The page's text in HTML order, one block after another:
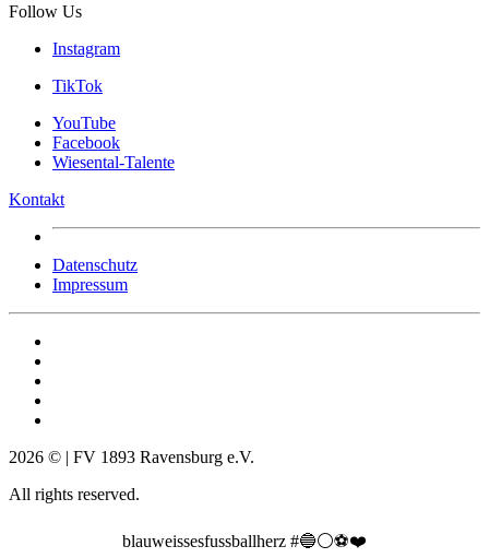
Follow Us
Instagram
TikTok
YouTube
Facebook
Wiesental-Talente
Kontakt
Datenschutz
Impressum
2026 © | FV 1893 Ravensburg e.V.
All rights reserved.
blauweissesfussballherz #🔵⚪️⚽️❤️